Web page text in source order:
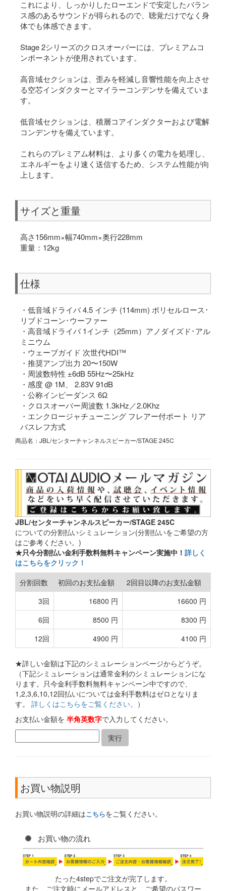
これにより、しっかりしたローエンドで安定したバラン
ス感のあるサウンドが得られるので、聴覚だけでなく身
体でも体感できます。
Stage 2シリーズのクロスオーバーには、プレミアムコ
ンポーネントが使用されています。
高音域セクションは、歪みを軽減し音響性能を向上させ
る空芯インダクターとマイラーコンデンサを備えていま
す。
低音域セクションは、積層コアインダクターおよび電解
コンデンサを備えています。
これらのプレミアム材料は、より多くの電力を処理し、
エネルギーをより速く送信するため、システム性能が向
上します。
サイズと重量
高さ156mm×幅740mm×奥行228mm
重量：12kg
仕様
・低音域ドライバ 4.5 インチ (114mm) ポリセルロース･
リブドコーン･ウーファー
・高音域ドライバ 1インチ（25mm）アノダイズド･アル
ミニウム
・ウェーブガイド 次世代HDI™
・推奨アンプ出力 20〜150W
・周波数特性 ±6dB 55Hz〜25kHz
・感度 @ 1M、 2.83V 91dB
・公称インピーダンス 6Ω
・クロスオーバー周波数 1.3kHz／2.0Khz
・エンクロージャチューニング フレアー付ポート リア
バスレフ方式
商品名：JBL/センターチャンネルスピーカー/STAGE 245C
JBL/センターチャンネルスピーカー/STAGE 245C
についての分割払いシミュレーション(分割払いをご希望の方
はご参考ください。)
★只今分割払い金利手数料無料キャンペーン実施中！ 詳しく
はこちらをクリック！
分割回数
初回のお支払金額
2回目以降のお支払金額
3回
16800 円
16600 円
6回
8500 円
8300 円
12回
4900 円 4100 円
★詳しい金額は下記のシミュレーションページからどうぞ。
（下記シミュレーションは通常金利のシミュレーションにな
ります。只今金利手数料無料キャンペーン中ですので、
1,2,3,6,10,12回払いについては金利手数料はゼロとなりま
す。 詳しくはこちらをご覧ください。 ）
お支払い金額を 半角英数字で入力してください。
お買い物説明
お買い物説明の詳細はこちらをご覧ください。
お買い物の流れ
たった4stepでご注文が完了します。
また、ご注文時にメールアドレスと、ご希望のパスワー